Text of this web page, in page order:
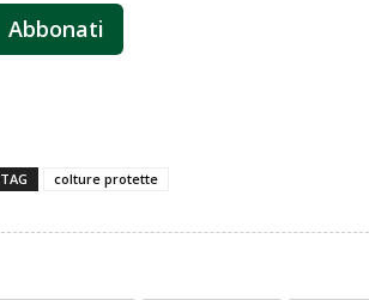
Abbonati
TAG colture protette